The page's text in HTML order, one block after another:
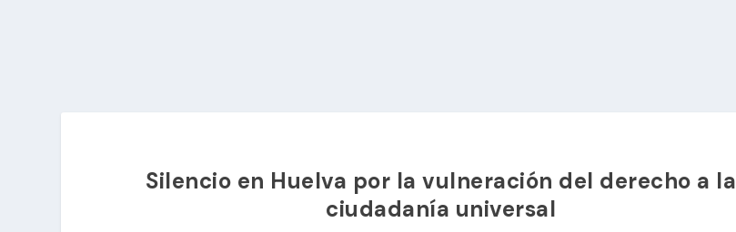
Silencio en Huelva por la vulneración del derecho a la
ciudadanía universal